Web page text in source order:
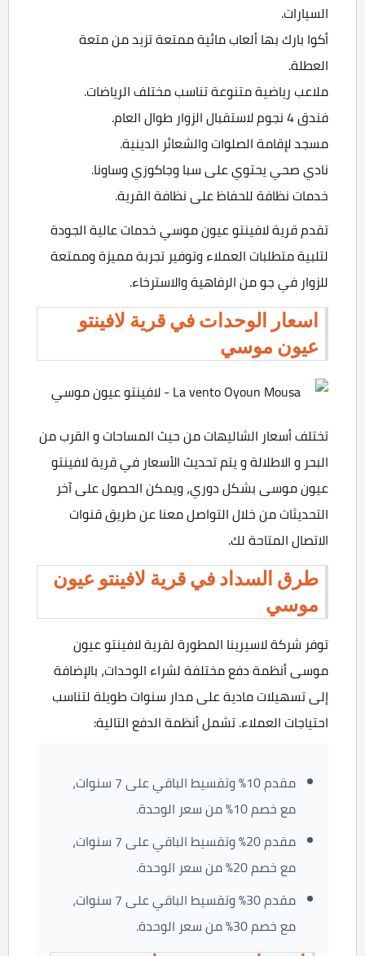
السيارات.
أكوا بارك بها ألعاب مائية ممتعة تزيد من متعة
العطلة.
ملاعب رياضية متنوعة تناسب مختلف الرياضات.
فندق 4 نجوم لاستقبال الزوار طوال العام.
مسجد لإقامة الصلوات والشعائر الدينية.
نادي صحي يحتوي على سبا وجاكوزي وساونا.
خدمات نظافة للحفاظ على نظافة القرية.
تقدم قرية لافينتو عيون موسي خدمات عالية الجودة
لتلبية متطلبات العملاء وتوفير تجربة مميزة وممتعة
للزوار في جو من الرفاهية والاسترخاء.
اسعار الوحدات في قرية لافينتو
عيون موسي
تختلف أسعار الشاليهات من حيث المساحات و القرب من
البحر و الاطلالة و يتم تحديث الأسعار في قرية لافينتو
عيون موسى بشكل دوري، ويمكن الحصول على آخر
التحديثات من خلال التواصل معنا عن طريق قنوات
الاتصال المتاحة لك.
طرق السداد في قرية لافينتو عيون
موسي
توفر شركة لاسيرينا المطورة لقرية لافينتو عيون
موسى أنظمة دفع مختلفة لشراء الوحدات، بالإضافة
إلى تسهيلات مادية على مدار سنوات طويلة لتناسب
احتياجات العملاء. تشمل أنظمة الدفع التالية:
مقدم 10% وتقسيط الباقي على 7 سنوات،
مع خصم 10% من سعر الوحدة.
مقدم 20% وتقسيط الباقي على 7 سنوات،
مع خصم 20% من سعر الوحدة.
مقدم 30% وتقسيط الباقي على 7 سنوات،
مع خصم 30% من سعر الوحدة.